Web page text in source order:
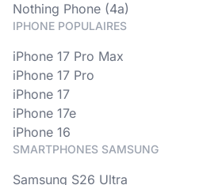
Nothing Phone (4a)
IPHONE POPULAIRES
iPhone 17 Pro Max
iPhone 17 Pro
iPhone 17
iPhone 17e
iPhone 16
SMARTPHONES SAMSUNG
Samsung S26 Ultra